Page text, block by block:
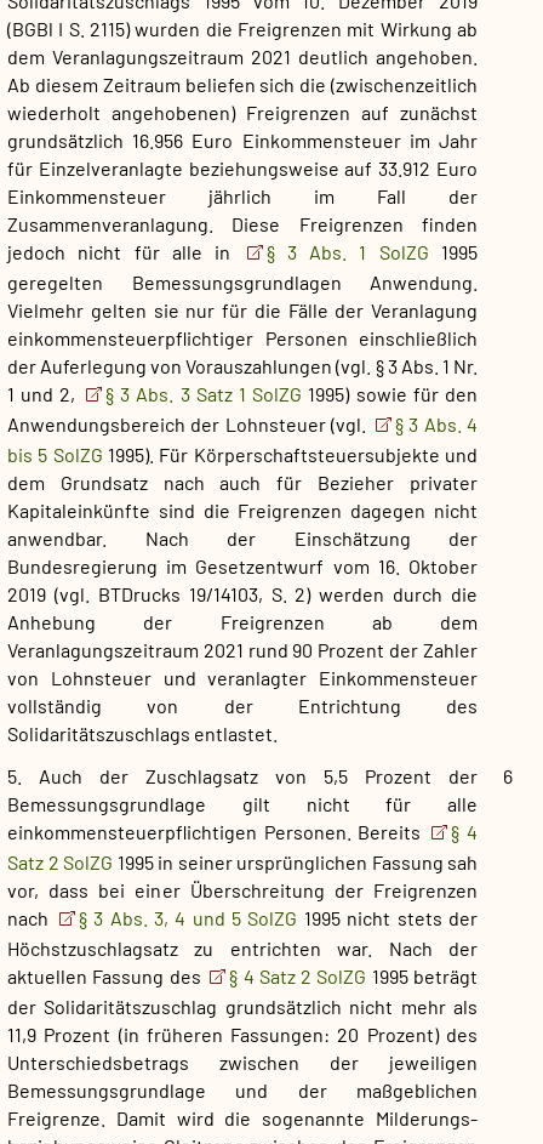
(BGBl I S. 2115) wurden die Freigrenzen mit Wirkung ab
dem Veranlagungszeitraum 2021 deutlich angehoben.
Ab diesem Zeitraum beliefen sich die (zwischenzeitlich
wiederholt angehobenen) Freigrenzen auf zunächst
grundsätzlich 16.956 Euro Einkommensteuer im Jahr
für Einzelveranlagte beziehungsweise auf 33.912 Euro
Einkommensteuer jährlich im Fall der
Zusammenveranlagung. Diese Freigrenzen finden
jedoch nicht für alle in
§ 3 Abs. 1 SolZG 1995
geregelten Bemessungsgrundlagen Anwendung.
Vielmehr gelten sie nur für die Fälle der Veranlagung
einkommensteuerpflichtiger Personen einschließlich
der Auferlegung von Vorauszahlungen (vgl. § 3 Abs. 1 Nr.
1 und 2,
§ 3 Abs. 3 Satz 1 SolZG 1995) sowie für den
Anwendungsbereich der Lohnsteuer (vgl.
§ 3 Abs. 4
bis 5 SolZG 1995). Für Körperschaftsteuersubjekte und
dem Grundsatz nach auch für Bezieher privater
Kapitaleinkünfte sind die Freigrenzen dagegen nicht
anwendbar. Nach der Einschätzung der
Bundesregierung im Gesetzentwurf vom 16. Oktober
2019 (vgl. BTDrucks 19/14103, S. 2) werden durch die
Anhebung der Freigrenzen ab dem
Veranlagungszeitraum 2021 rund 90 Prozent der Zahler
von Lohnsteuer und veranlagter Einkommensteuer
vollständig von der Entrichtung des
Solidaritätszuschlags entlastet.
6
5. Auch der Zuschlagsatz von 5,5 Prozent der
Bemessungsgrundlage gilt nicht für alle
einkommensteuerpflichtigen Personen. Bereits
§ 4
Satz 2 SolZG 1995 in seiner ursprünglichen Fassung sah
vor, dass bei einer Überschreitung der Freigrenzen
nach
§ 3 Abs. 3, 4 und 5 SolZG 1995 nicht stets der
Höchstzuschlagsatz zu entrichten war. Nach der
aktuellen Fassung des
§ 4 Satz 2 SolZG 1995 beträgt
der Solidaritätszuschlag grundsätzlich nicht mehr als
11,9 Prozent (in früheren Fassungen: 20 Prozent) des
Unterschiedsbetrags zwischen der jeweiligen
Bemessungsgrundlage und der maßgeblichen
Freigrenze. Damit wird die sogenannte Milderungs-